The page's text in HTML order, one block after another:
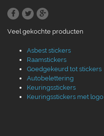
Veel gekochte producten
Asbest stickers
Raamstickers
Goedgekeurd tot stickers
Autobelettering
Keuringsstickers
Keuringsstickers met logo